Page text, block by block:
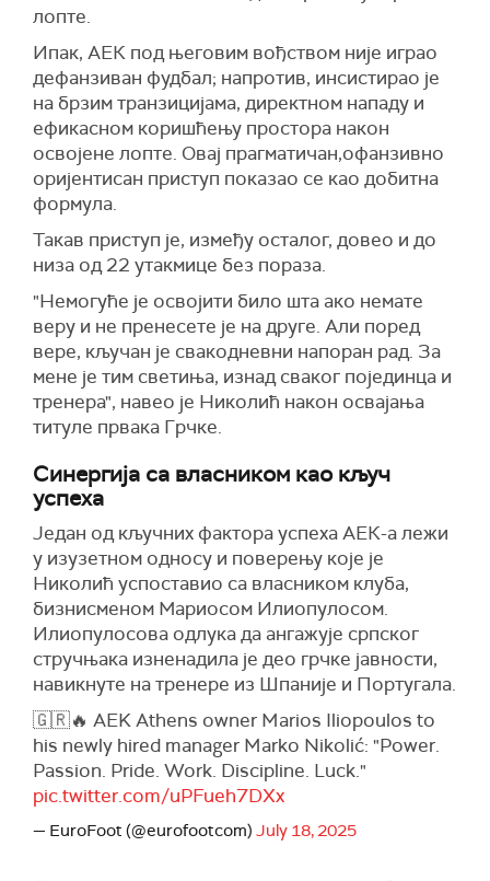
лопте.
Ипак, АЕК под његовим вођством није играо
дефанзиван фудбал; напротив, инсистирао је
на брзим транзицијама, директном нападу и
ефикасном коришћењу простора након
освојене лопте. Овај прагматичан,офанзивно
оријентисан приступ показао се као добитна
формула.
Такав приступ је, између осталог, довео и до
низа од 22 утакмице без пораза.
"Немогуће је освојити било шта ако немате
веру и не пренесете је на друге. Али поред
вере, кључан је свакодневни напоран рад. За
мене је тим светиња, изнад сваког појединца и
тренера", навео је Николић након освајања
титуле првака Грчке.
Синергија са власником као кључ
успеха
Један од кључних фактора успеха АЕК-а лежи
у изузетном односу и поверењу које је
Николић успоставио са власником клуба,
бизнисменом Мариосом Илиопулосом.
Илиопулосова одлука да ангажује српског
стручњака изненадила је део грчке јавности,
навикнуте на тренере из Шпаније и Португала.
🇬🇷🔥 AEK Athens owner Marios Iliopoulos to
his newly hired manager Marko Nikolić: "Power.
Passion. Pride. Work. Discipline. Luck."
pic.twitter.com/uPFueh7DXx
— EuroFoot (@eurofootcom) July 18, 2025